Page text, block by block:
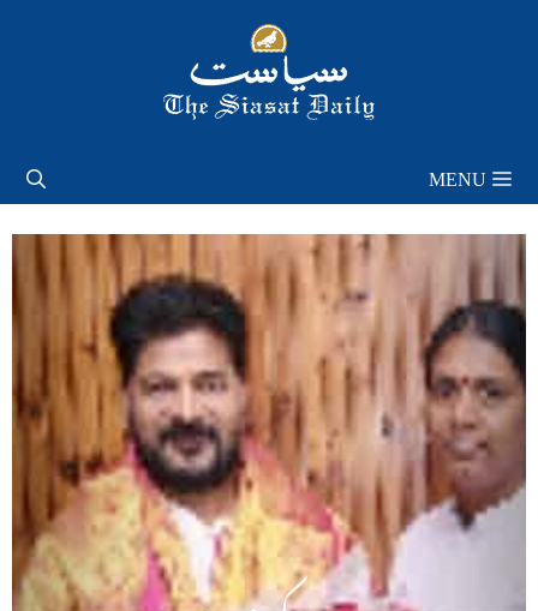
MENU